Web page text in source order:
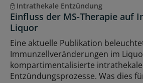
Intrathekale Entzündung
Einfluss der MS-Therapie auf
Liquor
Eine aktuelle Publikation
Immunzellveränderungen im
kompartimentalisierte intrathekale
Entzündungsprozesse. Was dies